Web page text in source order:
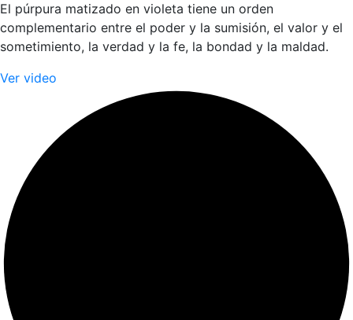
El púrpura matizado en violeta tiene un orden
complementario entre el poder y la sumisión, el valor y el
sometimiento, la verdad y la fe, la bondad y la maldad.
Ver video